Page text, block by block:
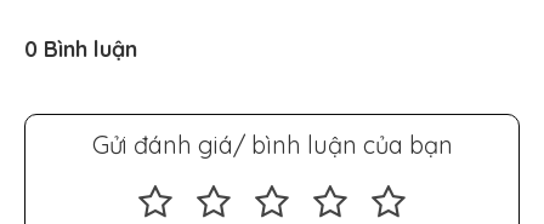
0 Bình luận
Gửi đánh giá/ bình luận của bạn